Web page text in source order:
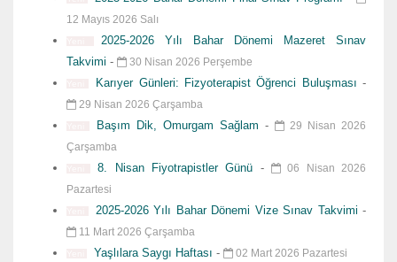
12 Mayıs 2026 Salı
2025-2026 Yılı Bahar Dönemi Mazeret Sınav
Takvimi - 30 Nisan 2026 Perşembe
Karıyer Günleri: Fizyoterapist Öğrenci Buluşması-
29 Nisan 2026 Çarşamba
Başım Dik, Omurgam Sağlam -
29 Nisan 2026
Çarşamba
8. Nisan Fiyotrapistler Günü -
06 Nisan 2026
Pazartesi
2025-2026 Yılı Bahar Dönemi Vize Sınav Takvimi -
11 Mart 2026 Çarşamba
Yaşlılara Saygı Haftası - 02 Mart 2026 Pazartesi